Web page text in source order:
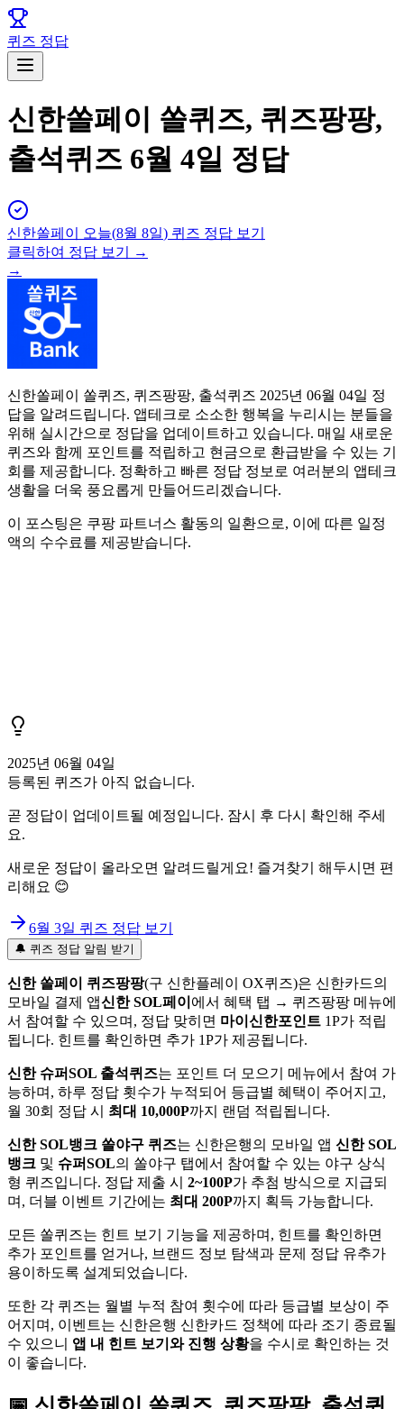
퀴즈 정답
신한쏠페이 쏠퀴즈, 퀴즈팡팡,
출석퀴즈 6월 4일 정답
신한쏠페이 오늘(8월 8일) 퀴즈 정답 보기
클릭하여 정답 보기 →
→
신한쏠페이 쏠퀴즈, 퀴즈팡팡, 출석퀴즈 2025년 06월 04일 정
답을 알려드립니다. 앱테크로 소소한 행복을 누리시는 분들을
위해 실시간으로 정답을 업데이트하고 있습니다. 매일 새로운
퀴즈와 함께 포인트를 적립하고 현금으로 환급받을 수 있는 기
회를 제공합니다. 정확하고 빠른 정답 정보로 여러분의 앱테크
생활을 더욱 풍요롭게 만들어드리겠습니다.
이 포스팅은 쿠팡 파트너스 활동의 일환으로, 이에 따른 일정
액의 수수료를 제공받습니다.
2025년 06월 04일
등록된 퀴즈가 아직 없습니다.
곧 정답이 업데이트될 예정입니다. 잠시 후 다시 확인해 주세
요.
새로운 정답이 올라오면 알려드릴게요! 즐겨찾기 해두시면 편
리해요 😊
6월 3일 퀴즈 정답 보기
🔔 퀴즈 정답 알림 받기
신한 쏠페이 퀴즈팡팡(구 신한플레이 OX퀴즈)은 신한카드의
모바일 결제 앱신한 SOL페이 에서 혜택 탭 → 퀴즈팡팡 메뉴에
서 참여할 수 있으며, 정답 맞히면 마이신한포인트 1P가 적립
됩니다. 힌트를 확인하면 추가 1P가 제공됩니다.
신한 슈퍼SOL 출석퀴즈는 포인트 더 모으기 메뉴에서 참여 가
능하며, 하루 정답 횟수가 누적되어 등급별 혜택이 주어지고,
월 30회 정답 시 최대 10,000P까지 랜덤 적립됩니다.
신한 SOL뱅크 쏠야구 퀴즈는 신한은행의 모바일 앱 신한 SOL
뱅크 및 슈퍼SOL의 쏠야구 탭에서 참여할 수 있는 야구 상식
형 퀴즈입니다. 정답 제출 시 2~100P가 추첨 방식으로 지급되
며, 더블 이벤트 기간에는 최대 200P까지 획득 가능합니다.
모든 쏠퀴즈는 힌트 보기 기능을 제공하며, 힌트를 확인하면
추가 포인트를 얻거나, 브랜드 정보 탐색과 문제 정답 유추가
용이하도록 설계되었습니다.
또한 각 퀴즈는 월별 누적 참여 횟수에 따라 등급별 보상이 주
어지며, 이벤트는 신한은행 신한카드 정책에 따라 조기 종료될
수 있으니 앱 내 힌트 보기와 진행 상황을 수시로 확인하는 것
이 좋습니다.